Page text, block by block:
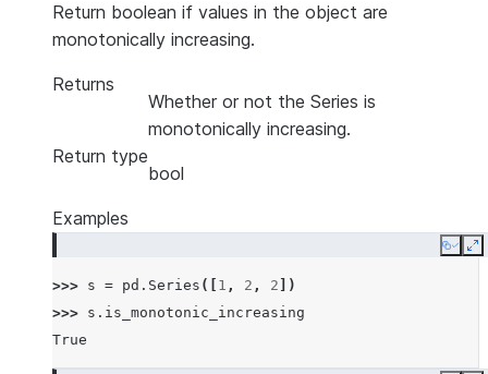
Return boolean if values in the object are
monotonically increasing.
Returns
Whether or not the Series is
monotonically increasing.
Return type
bool
Examples
Copy
>>> s = pd . Series ([ 1 , 2 , 2 ])
>>> s . is_monotonic_increasing
True